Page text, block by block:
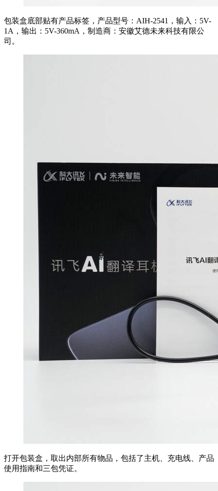
包装盒底部贴有产品标签，产品型号：AIH-2541，输入：5V-
1A，输出：5V-360mA，制造商：安徽艾德未来科技有限公
司。
打开包装盒，取出内部所有物品，包括了主机、充电线、产品
使用指南和三包凭证。